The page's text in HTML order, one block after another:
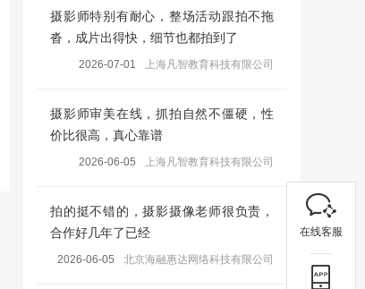
摄影师特别有耐心，整场活动跟拍不拖
沓，成片出得快，细节也都拍到了
2026-07-01 上海凡智教育科技有限公司
摄影师审美在线，抓拍自然不僵硬，性
价比很高，真心靠谱
2026-06-05 上海凡智教育科技有限公司
拍的挺不错的，摄影摄像老师很负责，
合作好几年了已经
2026-06-05 北京海融惠达网络科技有限公司
在线客服